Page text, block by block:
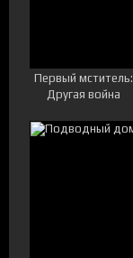
Первый мститель:
Другая война